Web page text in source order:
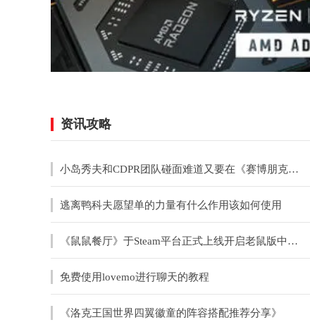
资讯攻略
小岛秀夫和CDPR团队碰面难道又要在《赛博朋克》中客串？
逃离鸭科夫愿望单的力量有什么作用该如何使用
《鼠鼠餐厅》于Steam平台正式上线开启老鼠版中世纪餐厅经营之旅
免费使用lovemo进行聊天的教程
《洛克王国世界四翼徽童的阵容搭配推荐分享》